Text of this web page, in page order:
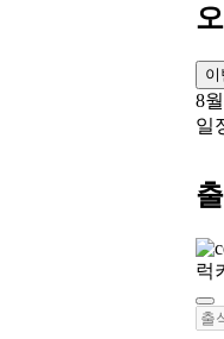
이
8
일
럭